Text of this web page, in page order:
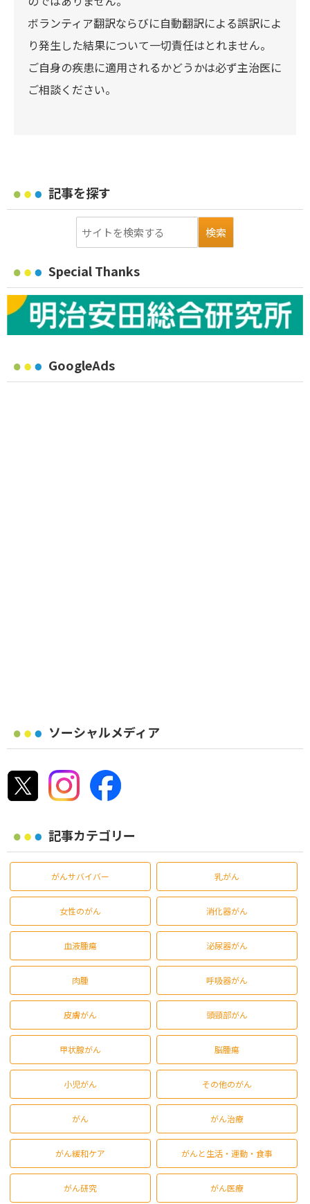
ボランティア翻訳ならびに自動翻訳による誤訳によ
り発生した結果について一切責任はとれません。
ご自身の疾患に適用されるかどうかは必ず主治医に
ご相談ください。
記事を探す
Special Thanks
GoogleAds
ソーシャルメディア
記事カテゴリー
がんサバイバー 乳がん
女性のがん 消化器がん
血液腫瘍 泌尿器がん
肉腫 呼吸器がん
皮膚がん 頭頸部がん
甲状腺がん 脳腫瘍
小児がん その他のがん
がん がん治療
がん緩和ケア がんと生活・運動・食事
がん研究 がん医療